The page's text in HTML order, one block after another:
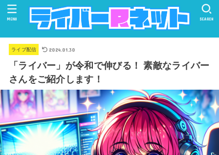
SEARCH
MENU
ライブ配信 2024.01.30
「ライバー」が令和で伸びる！ 素敵なライバー
さんをご紹介します！